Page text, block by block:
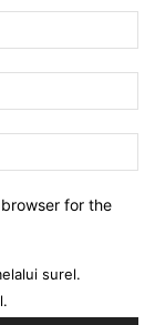
for the
surel.